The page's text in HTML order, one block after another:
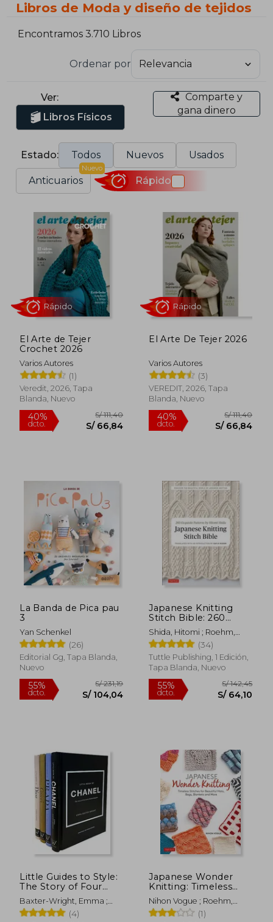
Libros de Moda y diseño de tejidos
Encontramos 3.710 Libros
Ordenar por
Ver:
Libros Físicos
Comparte y
gana dinero
Estado: Todos Nuevos Usados
Anticuarios
Nuevo
Rápido
El Arte de Tejer
Crochet 2026
Varios Autores
(1)
Veredit, 2026, Tapa
Blanda, Nuevo
40%
dcto. S/ 66,84
Rápido
El Arte De Tejer 2026
Varios Autores
(3)
VEREDIT, 2026, Tapa
Blanda, Nuevo
40%
dcto. S/
Rápido
La Banda de Pica pau
3
Yan Schenkel
(26)
Editorial Gg, Tapa Blanda,
Nuevo
55%
dcto.
S/ 231,19
S/ 104,04
Japanese Knitting
Stitch Bible: 260
Exquisite Patterns by
Hitomi Shida (en
Inglés)
Shida, Hitomi ; Roehm,
Gayle
(34)
Tuttle Publishing, 1 Edición,
Tapa Blanda, Nuevo
55%
dcto.
Little Guides to Style:
The Story of Four
Iconic Fashion
Houses (en Inglés)
Baxter-Wright, Emma ;
Homer, Karen ; Farran
(4)
Japanese Wonder
Knitting: Timeless
Stitches for Beautiful
Bags, Hats, Blankets
and More (en Inglés)
Nihon Vogue ; Roehm,
Gayle
(1)